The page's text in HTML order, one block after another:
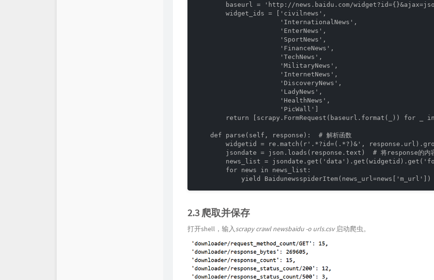
baseurl = 'http://news.baidu.com/
        widget_ids = ['civilnews',
                      'InternationalNews',
                      'EnterNews',
                      'SportNews',
                      'FinanceNews',
                      'TechNews',
                      'MilitaryNews',
                      'InternetNews',
                      'DiscoveryNews',
                      'LadyNews',
                      'HealthNews',
                      'PicWall']
return [scrapy.FormRequest(baseurl.format(_)) for _
    def parse(self, response):  # 解析函数
widgetid = re.match(r'.*?id=(.*?)&',
jsondate = json.loads(response.text)  # 将response的内容
news_list =
        for news in news_list:
yield BaidunewsspiderItem(news_url=news['m_url'])  #
2.3 爬取并保存
打开shell，输入scrapy crawl newsbaidu -o urls.csv启动爬虫。